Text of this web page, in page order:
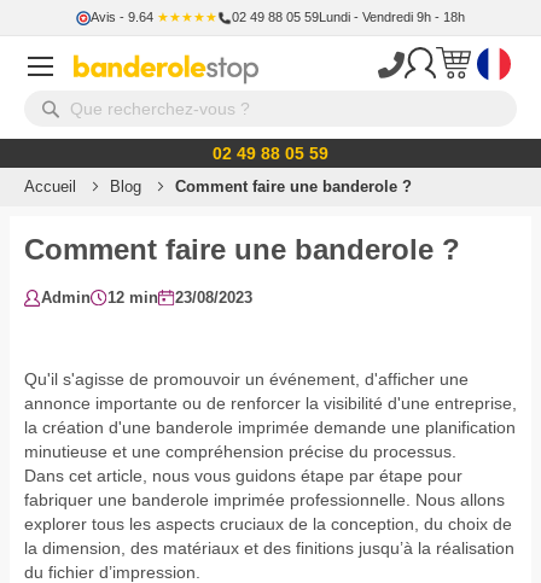
Avis - 9.64 ★★★★★ 02 49 88 05 59Lundi - Vendredi 9h - 18h
02 49 88 05 59
Accueil Blog Comment faire une banderole ?
Comment faire une banderole ?
Admin 12 min 23/08/2023
Qu'il s'agisse de promouvoir un événement, d'afficher une
annonce importante ou de renforcer la visibilité d'une entreprise,
la création d'une banderole imprimée demande une planification
minutieuse et une compréhension précise du processus.
Dans cet article, nous vous guidons étape par étape pour
fabriquer une banderole imprimée professionnelle. Nous allons
explorer tous les aspects cruciaux de la conception, du choix de
la dimension, des matériaux et des finitions jusqu’à la réalisation
du fichier d’impression.